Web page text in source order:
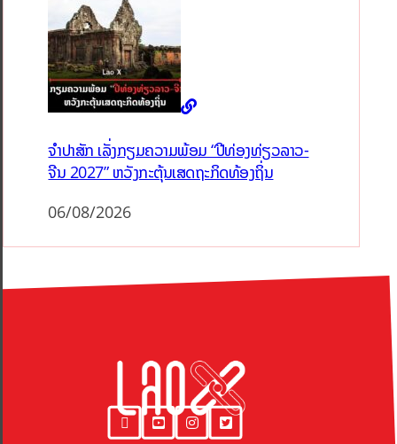
ຈຳປາສັກ ເລັ່ງກຽມຄວາມພ້ອມ “ປີທ່ອງທ່ຽວລາວ-
ຈີນ 2027” ຫວັງກະຕຸ້ນເສດຖະກິດທ້ອງຖິ່ນ
06/08/2026